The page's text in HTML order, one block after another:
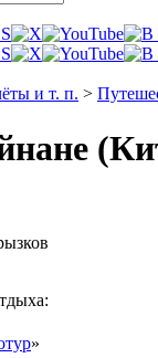
и т. п. >
»